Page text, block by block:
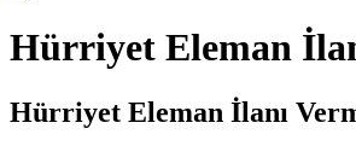
Hürriyet Eleman
Hürriyet Eleman İlanı